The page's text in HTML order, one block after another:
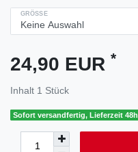
GRÖSSE
24,90 EUR *
Inhalt 1 Stück
Sofort versandfertig, Lieferzeit 48h